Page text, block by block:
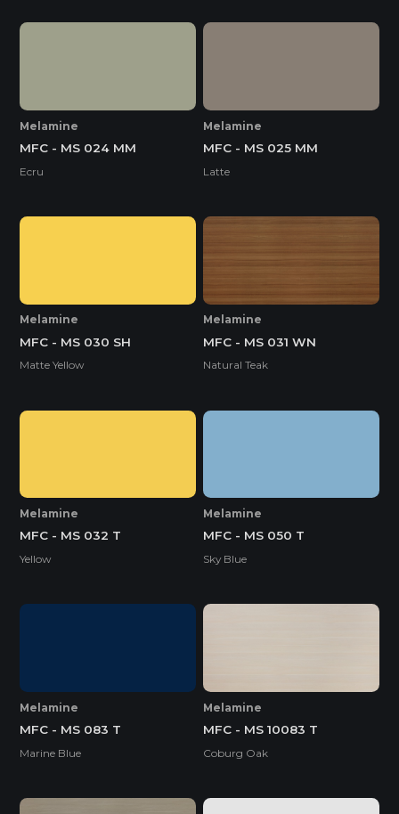
Melamine
MFC - MS 024 MM
Ecru
Melamine
MFC - MS 025 MM
Latte
Melamine
MFC - MS 030 SH
Matte Yellow
Melamine
MFC - MS 031 WN
Natural Teak
Melamine
MFC - MS 032 T
Yellow
Melamine
MFC - MS 050 T
Sky Blue
Melamine
MFC - MS 083 T
Marine Blue
Melamine
MFC - MS 10083 T
Coburg Oak